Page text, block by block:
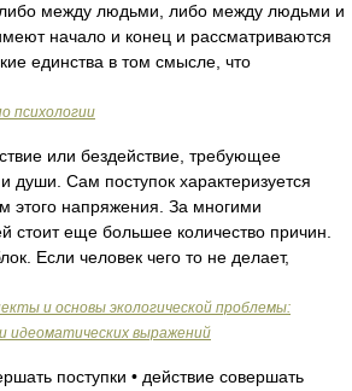
либо между людьми, либо между людьми и
начало и конец и рассматриваются
единства в том смысле, что
психологии
или бездействие, требующее
души. Сам поступок характеризуется
этого напряжения. За многими
стоит еще большее количество причин.
Если человек чего то не делает,
и основы экологической проблемы:
идеоматических выражений
поступки • действие совершать